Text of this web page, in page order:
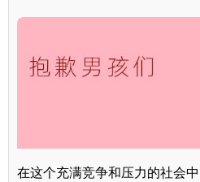
在这个充满竞争和压力的社会